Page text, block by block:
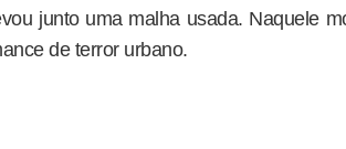
junto uma malha usada. Naquele
de terror urbano.